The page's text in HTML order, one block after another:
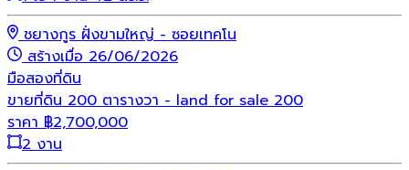
ชยางกูร ฝั่งขามใหญ่ - ซอยเทคโน
สร้างเมื่อ 26/06/2026
มือสองที่ดิน
ขายที่ดิน 200 ตารางวา - land for sale 200
ราคา ฿2,700,000
2 งาน